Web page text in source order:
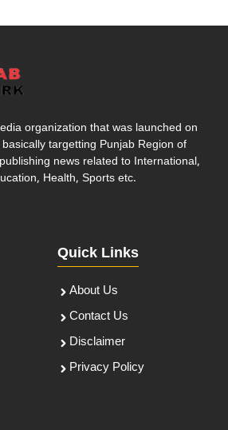
organization that was launched on
targetting Punjab Region of
news related to International,
Health, Sports etc.
Quick Links
About Us
Contact Us
Disclaimer
Privacy Policy